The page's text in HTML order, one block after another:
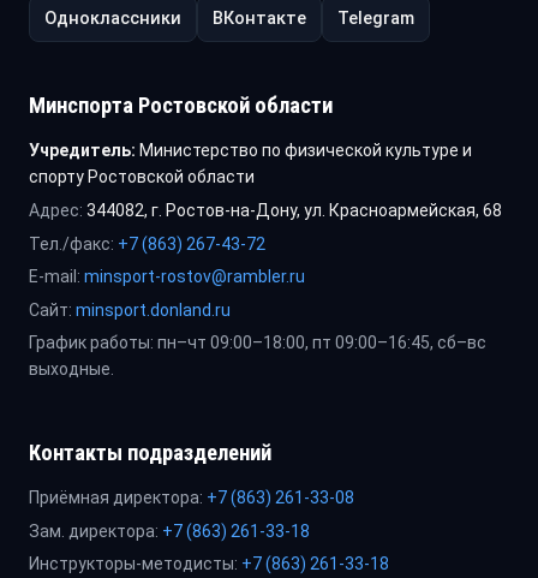
Одноклассники ВКонтакте Telegram
Минспорта Ростовской области
Учредитель: Министерство по физической культуре и
спорту Ростовской области
Адрес: 344082, г. Ростов-на-Дону, ул. Красноармейская, 68
Тел./факс: +7 (863) 267-43-72
E-mail: minsport-rostov@rambler.ru
Сайт: minsport.donland.ru
График работы: пн–чт 09:00–18:00, пт 09:00–16:45, сб–вс
выходные.
Контакты подразделений
Приёмная директора: +7 (863) 261-33-08
Зам. директора: +7 (863) 261-33-18
Инструкторы-методисты: +7 (863) 261-33-18